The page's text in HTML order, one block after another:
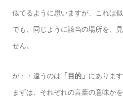
似てるように思いますが、これは似
でも、同じように該当の場所を、
せん。
が・・違うのは 「目的」 にあります
まずは、それぞれの言葉の意味か